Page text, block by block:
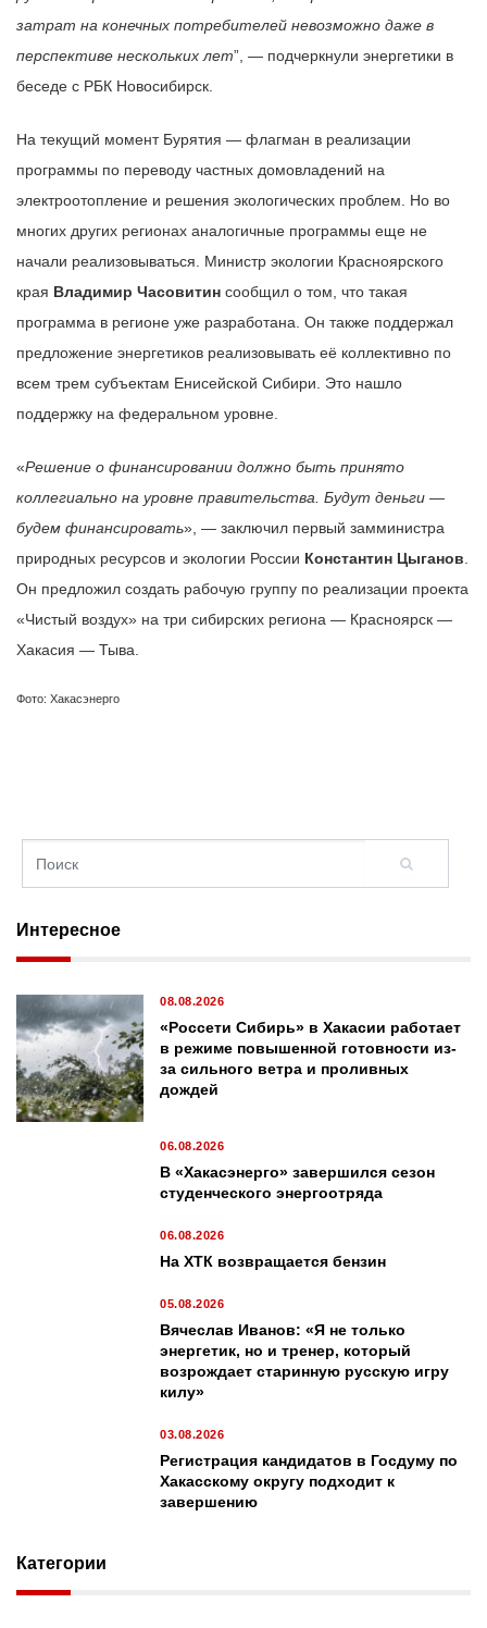
затрат на конечных потребителей невозможно даже в
перспективе нескольких лет”, — подчеркнули энергетики в
беседе с РБК Новосибирск.
На текущий момент Бурятия — флагман в реализации
программы по переводу частных домовладений на
электроотопление и решения экологических проблем. Но во
многих других регионах аналогичные программы еще не
начали реализовываться. Министр экологии Красноярского
края Владимир Часовитин сообщил о том, что такая
программа в регионе уже разработана. Он также поддержал
предложение энергетиков реализовывать её коллективно по
всем трем субъектам Енисейской Сибири. Это нашло
поддержку на федеральном уровне.
«Решение о финансировании должно быть принято
коллегиально на уровне правительства. Будут деньги —
будем финансировать», — заключил первый замминистра
природных ресурсов и экологии России Константин Цыганов
Он предложил создать рабочую группу по реализации проекта
«Чистый воздух» на три сибирских региона — Красноярск —
Хакасия — Тыва.
Фото: Хакасэнерго
Интересное
08.08.2026
«Россети Сибирь» в Хакасии работает
в режиме повышенной готовности из-
за сильного ветра и проливных
дождей
06.08.2026
В «Хакасэнерго» завершился сезон
студенческого энергоотряда
06.08.2026
На ХТК возвращается бензин
05.08.2026
Вячеслав Иванов: «Я не только
энергетик, но и тренер, который
возрождает старинную русскую игру
килу»
03.08.2026
Регистрация кандидатов в Госдуму по
Хакасскому округу подходит к
завершению
Категории